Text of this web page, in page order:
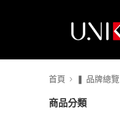
首頁 ❚ 品牌總覽
商品分類